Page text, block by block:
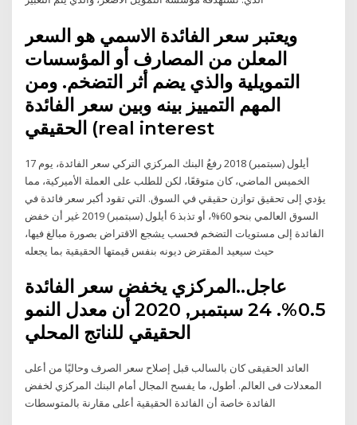
ويعتبر سعر الفائدة الاسمي هو السعر
المعلن من المصارف أو المؤسسات
التمويلية والذي يضم أثر التضخم. ومن
المهم التمييز بينه وبين سعر الفائدة
الحقيقي (real interest
17 أيلول (سبتمبر) 2018 رفعُ البنك المركزي التركي سعر الفائدة، يوم
الخميس الماضي، كان متوقعًا، لكن للطلب على العملة الأميركية، مما
يؤدي إلى تحقيق توازن حقيقي في السوق. التي تقود أكبر سعر فائدة في
السوق العالمي بنحو 60%، أو تذبذ 6 أيلول (سبتمبر) 2019 غير أن خفض
الفائدة إلى مستويات التضخم فحسب يشجع الاقتراض بصورة مبالغ فيها،
عاجل..المركزي يخفض سعر الفائدة
0.5%. 24 سبتمبر, 2020 أن معدل النمو
الحقيقي للناتج المحلي
العائد الحقيقى كان بالسالب قبل إصلاح سعر الصرف وحاليًا من أعلى
المعدلات فى العالم. أطول، ما يفسح المجال أمام البنك المركزي لخفض
الفائدة خاصة أن الفائدة الحقيقية أعلى مقارنة بالمتوسطات